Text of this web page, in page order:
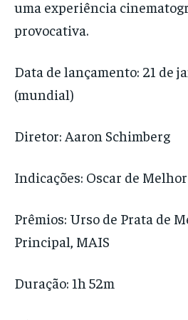
uma experiência
provocativa.
Data de lançamento: 21 de
(mundial)
Diretor: Aaron Schimberg
Indicações: Oscar de
Prêmios: Urso de Prata de
Principal, MAIS
Duração: 1h 52m